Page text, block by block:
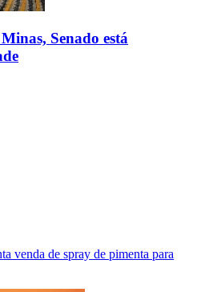
Senado está
venda de spray de pimenta para